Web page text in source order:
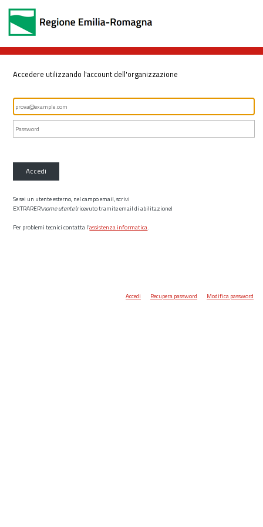
Accedere utilizzando l'account dell'organizzazione
Accedi
Se sei un utente esterno, nel campo email, scrivi
EXTRARER\nome utente(ricevuto tramite email di abilitazione)
Per problemi tecnici contatta l’assistenza informatica.
Accedi Recupera password Modifica password